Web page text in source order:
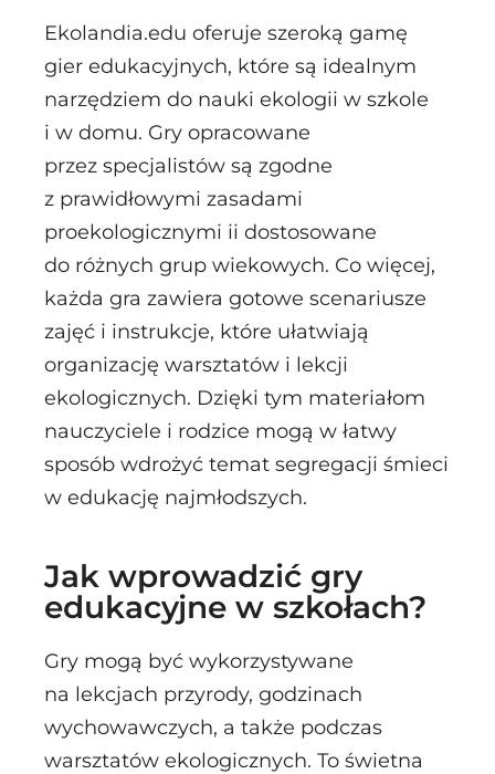
Ekolandia.edu oferuje szeroką gamę
gier edukacyjnych, które są idealnym
narzędziem do nauki ekologii w szkole
i w domu. Gry opracowane
przez specjalistów są zgodne
z prawidłowymi zasadami
proekologicznymi ii dostosowane
do różnych grup wiekowych. Co więcej,
każda gra zawiera gotowe scenariusze
zajęć i instrukcje, które ułatwiają
organizację warsztatów i lekcji
ekologicznych. Dzięki tym materiałom
nauczyciele i rodzice mogą w łatwy
sposób wdrożyć temat segregacji śmieci
w edukację najmłodszych.
Jak wprowadzić gry
edukacyjne w szkołach?
Gry mogą być wykorzystywane
na lekcjach przyrody, godzinach
wychowawczych, a także podczas
warsztatów ekologicznych. To świetna